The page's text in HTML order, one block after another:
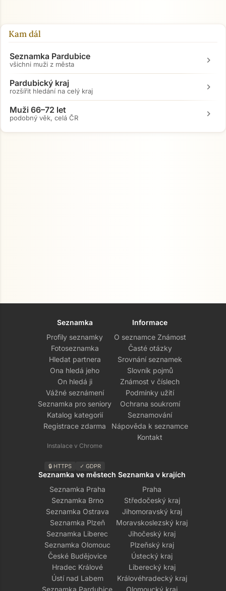
Kam dál
Seznamka Pardubice
všichni muži z města chevron_right
Pardubický kraj
rozšířit hledání na celý kraj chevron_right
Muži 66–72 let
podobný věk, celá ČR chevron_right
Seznamka
Profily seznamky
Fotoseznamka
Hledat partnera
Ona hledá jeho
On hledá ji
Vážné seznámení
Seznamka pro seniory
Katalog kategorií
Registrace zdarma
Instalace v Chrome
🔒 HTTPS ✓ GDPR
Informace
O seznamce Známost
Časté otázky
Srovnání seznamek
Slovník pojmů
Známost v číslech
Podmínky užití
Ochrana soukromí
Seznamování
Nápověda k seznamce
Kontakt
Seznamka ve městech
Seznamka Praha
Seznamka Brno
Seznamka Ostrava
Seznamka Plzeň
Seznamka Liberec
Seznamka Olomouc
České Budějovice
Hradec Králové
Ústí nad Labem
Seznamka Pardubice
Seznamka v krajích
Praha
Středočeský kraj
Jihomoravský kraj
Moravskoslezský kraj
Jihočeský kraj
Plzeňský kraj
Ústecký kraj
Liberecký kraj
Královéhradecký kraj
Olomoucký kraj